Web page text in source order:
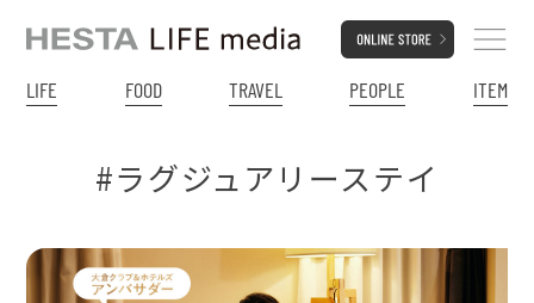
LIFE FOOD TRAVEL PEOPLE ITEM
#ラグジュアリーステイ